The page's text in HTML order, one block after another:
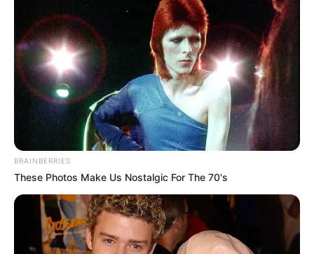
BRAINBERRIES
These Photos Make Us Nostalgic For The 70's